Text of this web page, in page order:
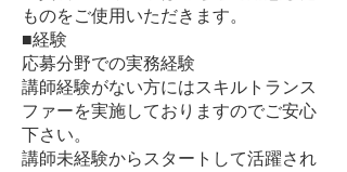
ものをご使用いただきます。
■経験
応募分野での実務経験
講師経験がない方にはスキルトランス
ファーを実施しておりますのでご安心
下さい。
講師未経験からスタートして活躍され